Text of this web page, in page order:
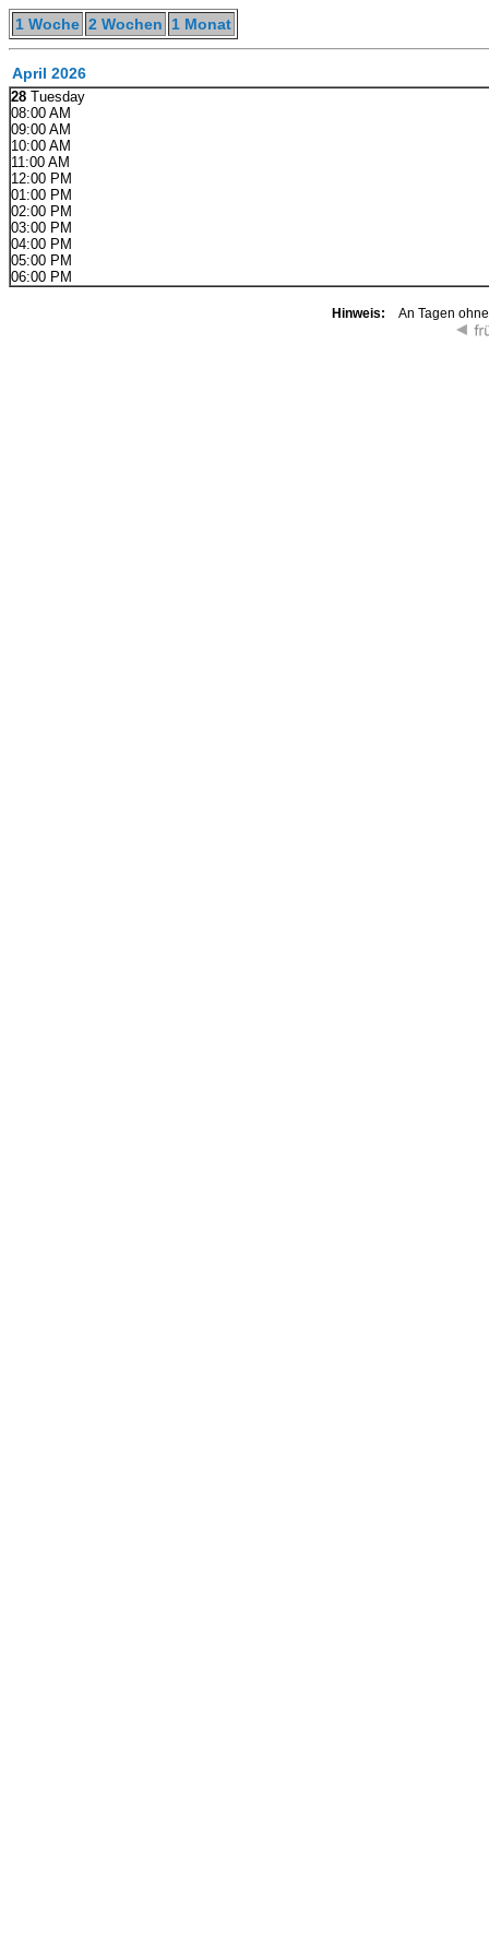
1 Woche 2 Wochen 1 Monat
April 2026
28 Tuesday
08:00 AM
09:00 AM
10:00 AM
11:00 AM
12:00 PM
01:00 PM
02:00 PM
03:00 PM
04:00 PM
05:00 PM
06:00 PM
Hinweis: An Tagen